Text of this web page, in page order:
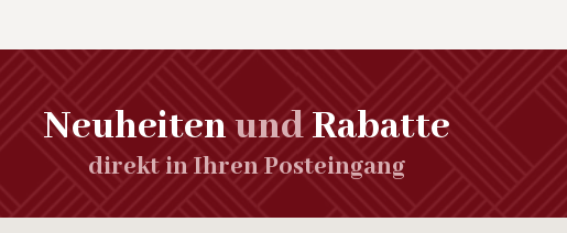
NeuheitenundRabatte
direkt in Ihren Posteingang